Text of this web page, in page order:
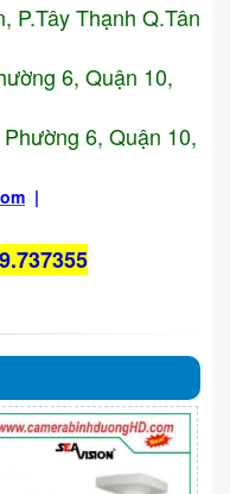
P.Tây Thạnh Q.Tân
6, Quận 10,
6, Quận 10,
|